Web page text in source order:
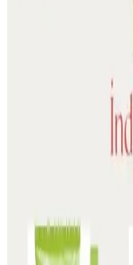
Gül mayası, doğal
Fiyatlar, kalite ve
detaylarına dikkat
Argan Yağı
Sağladığı
Argan yağı, Fas
bakımında
saç güçlendirici
Biocure ve
İyi Cilt